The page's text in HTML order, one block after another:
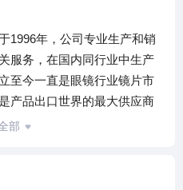
1996年，公司专业生产和销
服务，在国内同行业中生产
至今一直是眼镜行业镜片市
产品出口世界的最大供应商
的著名企业及上市公司，在
部